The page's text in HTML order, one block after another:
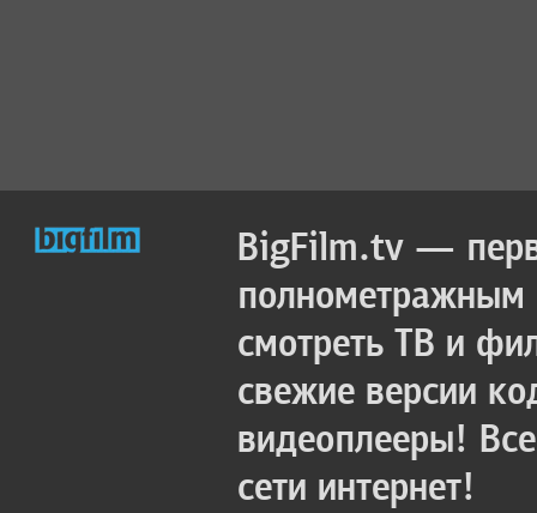
BigFilm.tv —
полнометражным
смотреть ТВ и
свежие версии
видеоплееры!
сети интернет!